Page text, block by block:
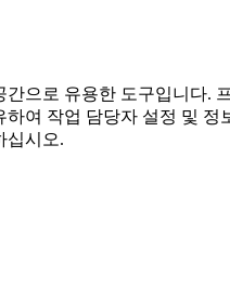
간으로 유용한 도구입니다.
여 작업 담당자 설정 및 정
십시오.